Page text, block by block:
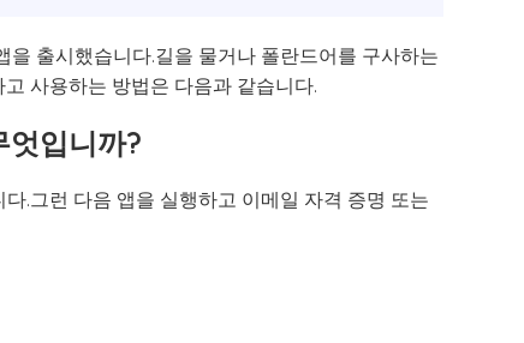
출시했습니다.길을 물거나 폴란드어를 구사하는
사용하는 방법은 다음과 같습니다.
입니까?
.그런 다음 앱을 실행하고 이메일 자격 증명 또는